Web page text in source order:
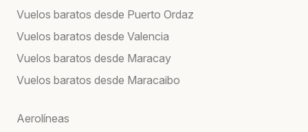
Vuelos baratos desde Puerto Ordaz
Vuelos baratos desde Valencia
Vuelos baratos desde Maracay
Vuelos baratos desde Maracaibo
Aerolíneas